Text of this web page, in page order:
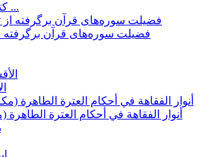
کتاب های بیشتر ...
فضيلت سوره‌های قرآن برگرفته
أنوار الفقاهة في أحکام العترة الطاهرة